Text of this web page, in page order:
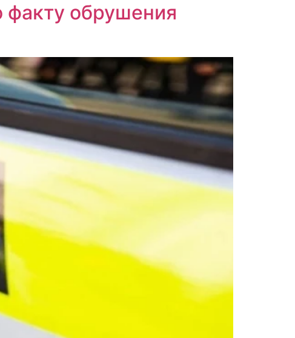
факту обрушения